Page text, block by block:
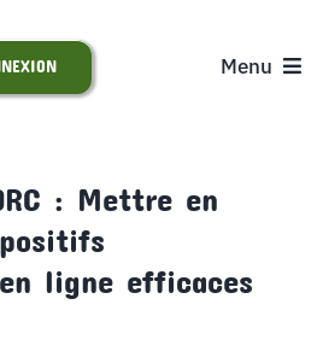
Menu
: Mettre en
ligne efficaces